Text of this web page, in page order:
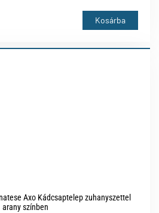
Kosárba
Axo Kádcsaptelep zuhanyszettel
arany színben